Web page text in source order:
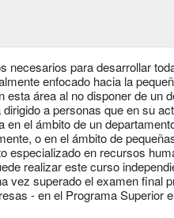
necesarios para desarrollar
enfocado hacia la
área al no disponer de un
a personas que en su
el ámbito de un
o en el ámbito de
especializado en recursos
realizar este curso
vez superado el examen final
- en el Programa Superior